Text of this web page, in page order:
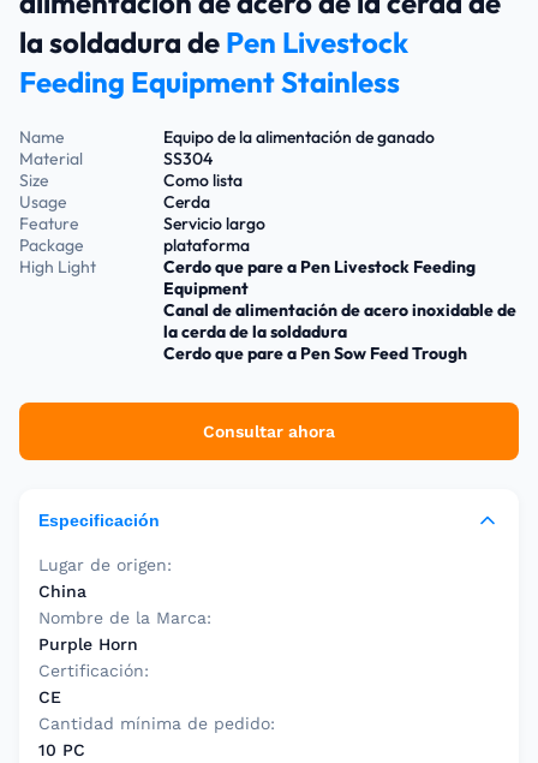
la soldadura de Pen Livestock
Feeding Equipment Stainless
Name
Equipo de la alimentación de ganado
Material
SS304
Size
Como lista
Usage
Cerda
Feature
Servicio largo
Package
plataforma
High Light
Cerdo que pare a Pen Livestock Feeding
Equipment
Canal de alimentación de acero inoxidable de
la cerda de la soldadura
Cerdo que pare a Pen Sow Feed Trough
Consultar ahora
Especificación
Lugar de origen:
China
Nombre de la Marca:
Purple Horn
Certificación:
CE
Cantidad mínima de pedido:
10 PC